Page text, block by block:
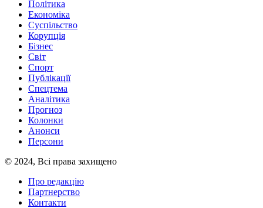
Політика
Економіка
Суспільство
Корупція
Бізнес
Світ
Спорт
Публікації
Спецтема
Аналітика
Прогноз
Колонки
Анонси
Персони
© 2024, Всі права захищено
Про редакцію
Партнерство
Контакти